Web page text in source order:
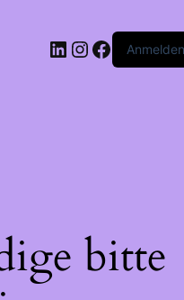
LinkedIn
Instagram
Anmelden
bitte